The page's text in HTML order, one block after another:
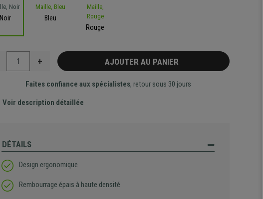
Noir
Bleu
Rouge
+ AJOUTER AU PANIER
Faites confiance aux spécialistes, retour sous 30 jours
Voir description détaillée
DÉTAILS
Design ergonomique
Rembourrage épais à haute densité